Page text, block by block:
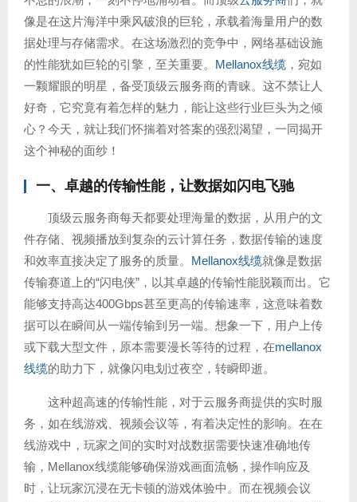
像是在这片海洋中乘风破浪的巨轮，承载着海量用户的数
据处理与存储需求。在这场激烈的竞争中，网络基础设施
的性能犹如巨轮的引擎，至关重要。 Mellanox线缆 ，宛如
一颗耀眼的明星，备受顶级云服务商的青睐。这不禁让人
好奇，它究竟有着怎样的魅力，能让这些行业巨头为之倾
心？今天，就让我们怀揣着对答案的强烈渴望，一同揭开
这个神秘的面纱！
一、卓越的传输性能，让数据如闪电飞驰
顶级云服务商每天都要处理海量的数据，从用户的文
件存储、视频播放到复杂的云计算任务，数据传输的速度
和效率直接决定了服务的质量。 Mellanox线缆就像是数据
传输赛道上的“闪电侠”，以其卓越的传输性能脱颖而出。它
能够支持高达400Gbps甚至更高的传输速率，这意味着数
据可以在瞬间从一端传输到另一端。想象一下，用户上传
或下载大型文件，原本需要漫长等待的过程，在mellanox
线缆的助力下，就像闪电划过夜空，转瞬即逝。
这种超高速的传输性能，对于云服务商提供的实时服
务，如在线游戏、视频会议等，有着决定性的影响。在在
线游戏中，玩家之间的实时对战数据需要快速准确地传
输，Mellanox线缆能够确保游戏画面流畅，操作响应及
时，让玩家沉浸在无卡顿的游戏体验中。而在视频会议